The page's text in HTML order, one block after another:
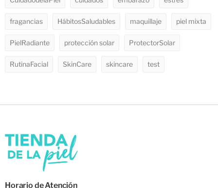
fragancias HábitosSaludables maquillaje piel mixta
PielRadiante protección solar ProtectorSolar
RutinaFacial SkinCare skincare test
Horario de Atención